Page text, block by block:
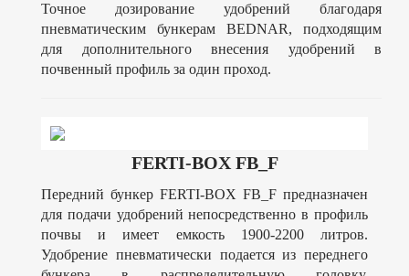
Точное дозирование удобрений благодаря
пневматическим бункерам BEDNAR, подходящим
для дополнительного внесения удобрений в
почвенный профиль за один проход.
FERTI-BOX FB_F
Передний бункер FERTI-BOX FB_F предназначен
для подачи удобрений непосредственно в профиль
почвы и имеет емкость 1900-2200 литров.
Удобрение пневматически подается из переднего